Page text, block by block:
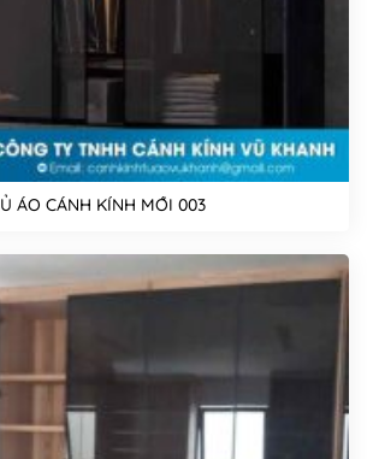
ÁO CÁNH KÍNH MỚI 003